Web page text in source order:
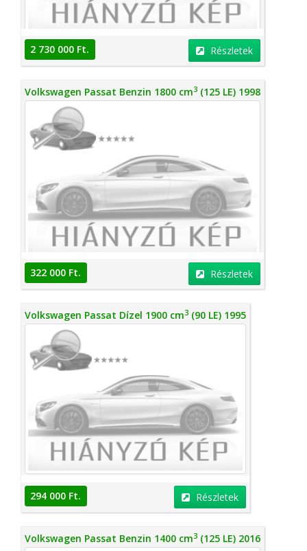
2 730 000 Ft. Részletek
Volkswagen Passat Benzin 1800 cm3 (125 LE) 1998
322 000 Ft. Részletek
Volkswagen Passat Dízel 1900 cm3 (90 LE) 1995
294 000 Ft. Részletek
Volkswagen Passat Benzin 1400 cm3 (125 LE) 2016